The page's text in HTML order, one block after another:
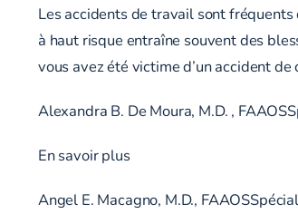
Les accidents de travail sont
à haut risque entraîne souvent des
vous avez été victime d’un accident
Alexandra B. De Moura, M.D. ,
En savoir plus
Angel E. Macagno, M.D.,